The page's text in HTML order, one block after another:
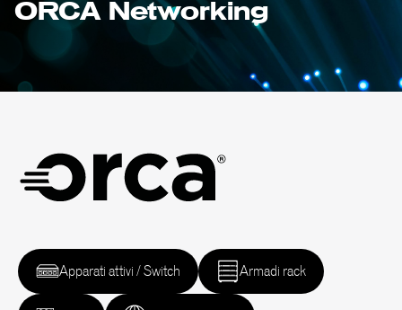
ORCA Networking
Apparati attivi / Switch Armadi rack